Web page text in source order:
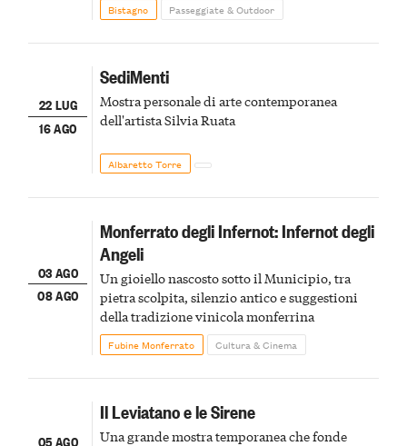
Bistagno Passeggiate & Outdoor
22 LUG
16 AGO
SediMenti
Mostra personale di arte contemporanea
dell'artista Silvia Ruata
Albaretto Torre
03 AGO
08 AGO
Monferrato degli Infernot: Infernot degli
Angeli
Un gioiello nascosto sotto il Municipio, tra
pietra scolpita, silenzio antico e suggestioni
della tradizione vinicola monferrina
Fubine Monferrato Cultura & Cinema
05 AGO
Il Leviatano e le Sirene
Una grande mostra temporanea che fonde